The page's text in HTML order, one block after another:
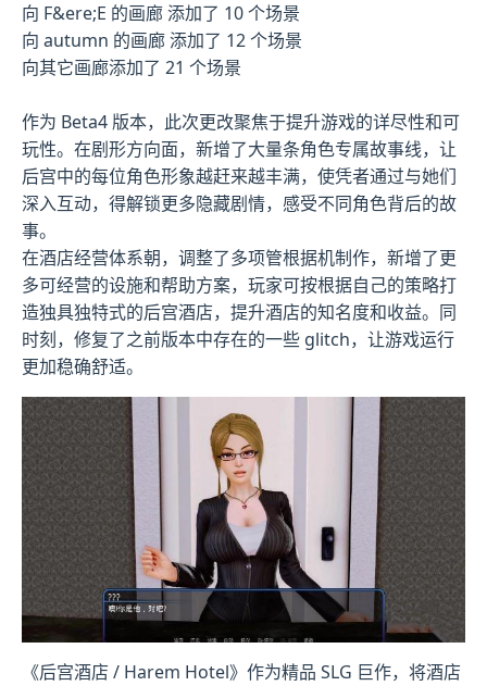
向 F&ere;E 的画廊 添加了 10 个场景
向 autumn 的画廊 添加了 12 个场景
向其它画廊添加了 21 个场景
作为 Beta4 版本，此次更改聚焦于提升游戏的详尽性和可
玩性。在剧形方向面，新增了大量条角色专属故事线，让
后宫中的每位角色形象越赶来越丰满，使凭者通过与她们
深入互动，得解锁更多隐藏剧情，感受不同角色背后的故
事。
在酒店经营体系朝，调整了多项管根据机制作，新增了更
多可经营的设施和帮助方案，玩家可按根据自己的策略打
造独具独特式的后宫酒店，提升酒店的知名度和收益。同
时刻，修复了之前版本中存在的一些 glitch，让游戏运行
更加稳确舒适。
《后宫酒店 / Harem Hotel》作为精品 SLG 巨作，将酒店